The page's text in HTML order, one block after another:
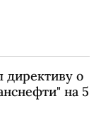
директиву о
на 5